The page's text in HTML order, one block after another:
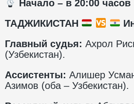
️ Начало – в 20:00 часов
ТАДЖИКИСТАН
Главный судья: Ахрол
(Узбекистан).
Ассистенты: Алишер
Азимов (оба – Узбекистан).